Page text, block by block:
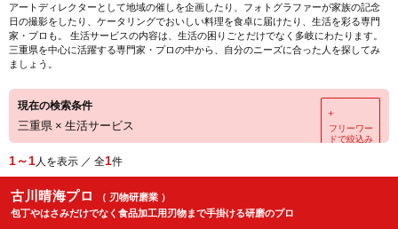
アートディレクターとして地域の催しを企画したり、フォトグラファーが家族の記念
日の撮影をしたり、ケータリングでおいしい料理を食卓に届けたり、生活を彩る専門
家・プロも。 生活サービスの内容は、生活の困りごとだけでなく多岐にわたります。
三重県を中心に活躍する専門家・プロの中から、自分のニーズに合った人を探してみ
ましょう。
現在の検索条件
三重県 × 生活サービス
＋
フリーワー
ドで絞込み
1～1人を表示 ／ 全1件
古川晴海プロ
（ 刃物研磨業 ）
包丁やはさみだけでなく食品加工用刃物まで手掛ける研磨のプロ